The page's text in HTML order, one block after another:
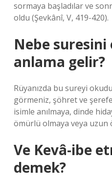
sormaya başladılar ve
oldu (Şevkânî, V, 419-420).
Nebe
anlama gelir?
Rüyanızda bu sureyi
görmeniz, şöhret ve
isimle anılmaya, dinde
ömürlü olmaya veya
Ve Kevâ-ibe
demek?